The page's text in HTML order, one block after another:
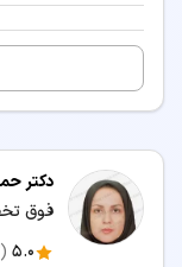
دکتر
5.0
(